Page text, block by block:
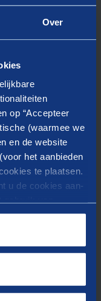
Over
op “Accepteer
(waarmee we
en de website
het aanbieden
te plaatsen.
u de cookies aan-
casuïstiek. Samen
u van relevante
terugkomdag
zijn
deze bijeenkomst
experts en de